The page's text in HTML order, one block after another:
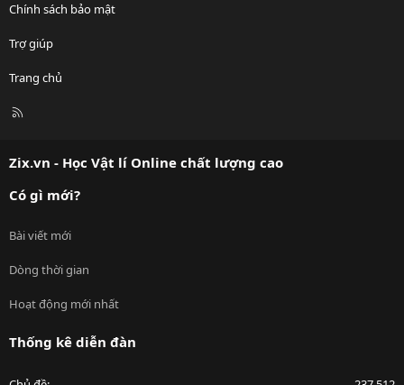
Chính sách bảo mật
Trợ giúp
Trang chủ
R
Zix.vn - Học Vật lí Online chất lượng cao
Có gì mới?
Bài viết mới
Dòng thời gian
Hoạt động mới nhất
Thống kê diễn đàn